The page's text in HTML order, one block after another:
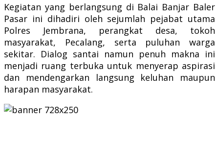
Kegiatan yang berlangsung di Balai Banjar Baler
Pasar ini dihadiri oleh sejumlah pejabat utama
Polres Jembrana, perangkat desa, tokoh
masyarakat, Pecalang, serta puluhan warga
sekitar. Dialog santai namun penuh makna ini
menjadi ruang terbuka untuk menyerap aspirasi
dan mendengarkan langsung keluhan maupun
harapan masyarakat.